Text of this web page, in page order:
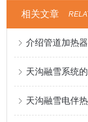
相关文章
介绍管道加热
天沟融雪电伴